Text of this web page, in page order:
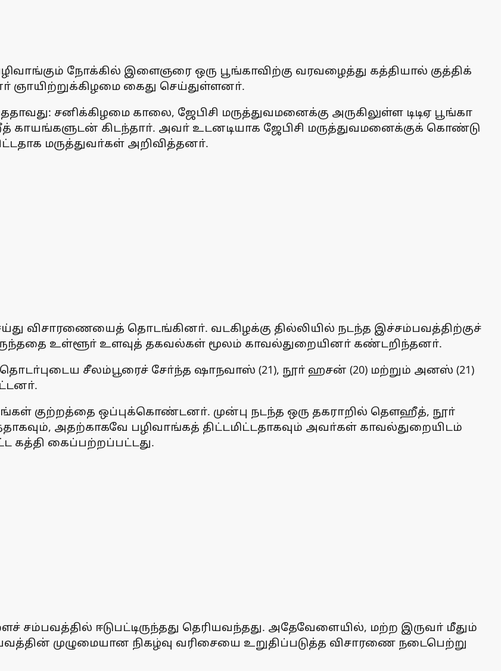
நோக்கில் இளைஞரை ஒரு பூங்காவிற்கு வரவழைத்து கத்தியால் குத்திக்
ஞாயிற்றுக்கிழமை கைது செய்துள்ளனா்.
சனிக்கிழமை காலை, ஜேபிசி மருத்துவமனைக்கு அருகிலுள்ள டிடிஏ பூங்கா
காயங்களுடன் கிடந்தாா். அவா் உடனடியாக ஜேபிசி மருத்துவமனைக்குக் கொண்டு
மருத்துவா்கள் அறிவித்தனா்.
விசாரணையைத் தொடங்கினா். வடகிழக்கு தில்லியில் நடந்த இச்சம்பவத்திற்குச்
உள்ளூா் உளவுத் தகவல்கள் மூலம் காவல்துறையினா் கண்டறிந்தனா்.
சீலம்பூரைச் சோ்ந்த ஷாநவாஸ் (21), நூா் ஹசன் (20) மற்றும் அனஸ் (21)
குற்றத்தை ஒப்புக்கொண்டனா். முன்பு நடந்த ஒரு தகராறில் தௌஹீத், நூா்
அதற்காகவே பழிவாங்கத் திட்டமிட்டதாகவும் அவா்கள் காவல்துறையிடம்
கத்தி கைப்பற்றப்பட்டது.
ஈடுபட்டிருந்தது தெரியவந்தது. அதேவேளையில், மற்ற இருவா் மீதும்
முழுமையான நிகழ்வு வரிசையை உறுதிப்படுத்த விசாரணை நடைபெற்று